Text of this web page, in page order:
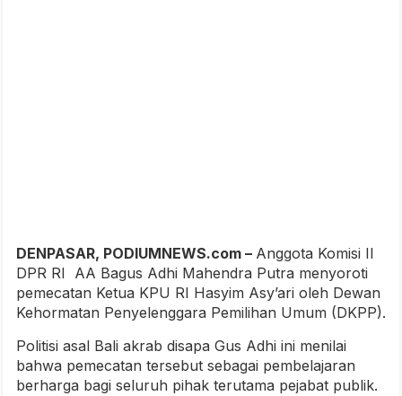
DENPASAR, PODIUMNEWS.com – Anggota Komisi II
DPR RI AA Bagus Adhi Mahendra Putra menyoroti
pemecatan Ketua KPU RI Hasyim Asy’ari oleh Dewan
Kehormatan Penyelenggara Pemilihan Umum (DKPP).
Politisi asal Bali akrab disapa Gus Adhi ini menilai
bahwa pemecatan tersebut sebagai pembelajaran
berharga bagi seluruh pihak terutama pejabat publik.